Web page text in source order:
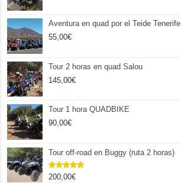
Aventura en quad por el Teide Tenerife
55,00€
Tour 2 horas en quad Salou
145,00€
Tour 1 hora QUADBIKE
90,00€
Tour off-road en Buggy (ruta 2 horas)
Valorado
200,00€